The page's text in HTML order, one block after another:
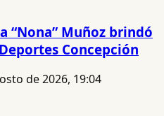
“Nona” Muñoz brindó
Concepción
de 2026, 19:04